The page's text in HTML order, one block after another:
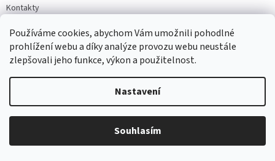
Používáme cookies, abychom Vám umožnili pohodlné
prohlížení webu a díky analýze provozu webu neustále
zlepšovali jeho funkce, výkon a použitelnost.
Nastavení
Souhlasím
Kontakty
Mapa serveru
Vložte svůj e-mail a my vám budeme zasílat informace o nových
produktech na našem e-shopu.
E-mail